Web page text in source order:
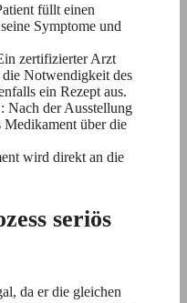
füllt einen
Symptome und
zertifizierter Arzt
Notwendigkeit des
ein Rezept aus.
der Ausstellung
Medikament über die
wird direkt an die
seriös
da er die gleichen